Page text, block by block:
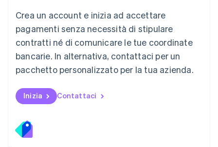
Crea un account e inizia ad accettare
pagamenti senza necessità di stipulare
contratti né di comunicare le tue coordinate
bancarie. In alternativa, contattaci per un
pacchetto personalizzato per la tua azienda.
Inizia Contattaci
EspañolEnglish
Norvegia
English
Nuova Zelanda
English
NederlandsEnglish
English
Portogallo
RAS di Hong Kong, Cina
English